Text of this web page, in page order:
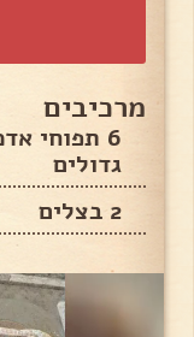
מרכיבים
6 תפוחי
גדולים
2 בצלים